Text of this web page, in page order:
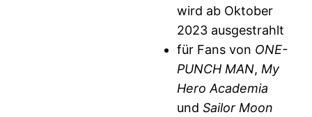
wird ab Oktober
2023 ausgestrahlt
für Fans von ONE-
PUNCH MAN, My
Hero Academia
und Sailor Moon